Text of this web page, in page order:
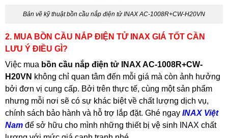
Bản vẽ kỹ thuật bồn cầu nắp điện tử INAX AC-1008R+CW-H20VN
2. MUA BỒN CẦU NẮP ĐIỆN TỬ INAX GIÁ TỐT CẦN
LƯU Ý ĐIỀU GÌ?
Việc mua bồn cầu nắp điện tử INAX AC-1008R+CW-
H20VN không chỉ quan tâm đến mỗi giá mà còn ảnh hưởng
bởi đơn vị cung cấp. Bởi trên thực tế, cùng một sản phẩm
nhưng mỗi nơi sẽ có sự khác biệt về chất lượng dịch vụ,
chính sách bảo hành và hỗ trợ lắp đặt. Ghé ngay INAX Việt
Nam để sở hữu cho mình những thiết bị vệ sinh INAX chất